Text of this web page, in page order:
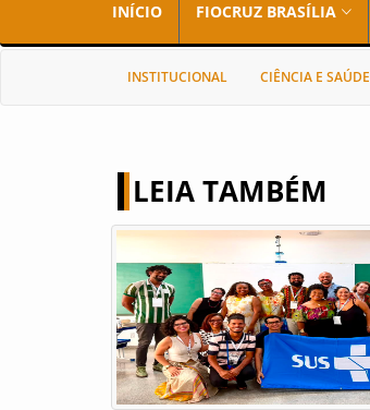
INÍCIO FIOCRUZ BRASÍLIA
INSTITUCIONAL CIÊNCIA E SAÚDE
LEIA TAMBÉM